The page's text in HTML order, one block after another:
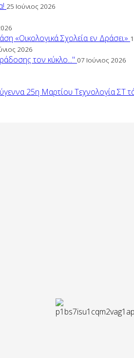
25 Ιούνιος 2026
«Οικολογικά Σχολεία εν Δράσει»
2026
τον κύκλο..." 07 Ιούνιος 2026
25η Μαρτίου ΤεχνολογίαΣΤ